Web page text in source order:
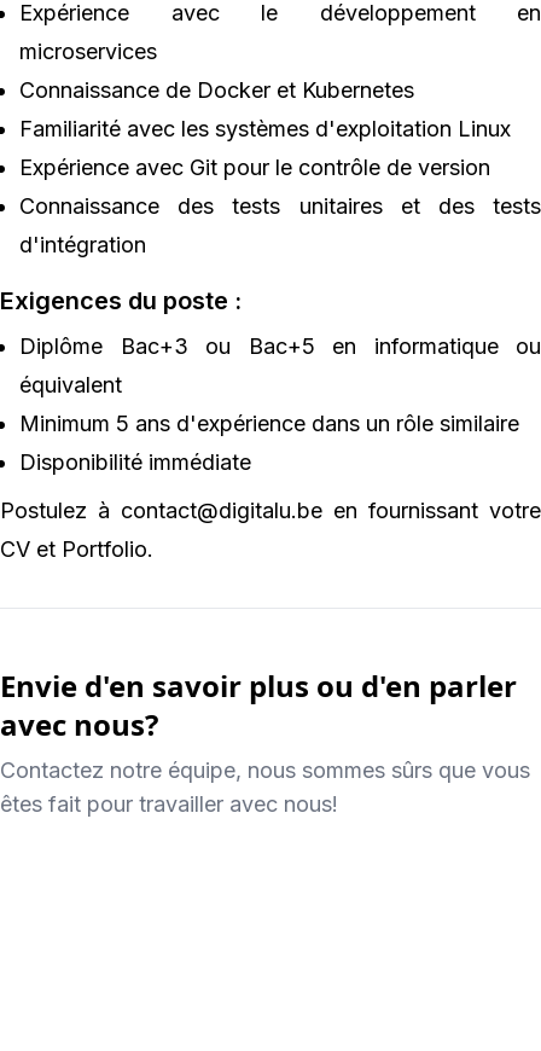
Expérience avec le développement en
microservices
Connaissance de Docker et Kubernetes
Familiarité avec les systèmes d'exploitation Linux
Expérience avec Git pour le contrôle de version
Connaissance des tests unitaires et des tests
d'intégration
Exigences du poste :
Diplôme Bac+3 ou Bac+5 en informatique ou
équivalent
Minimum 5 ans d'expérience dans un rôle similaire
Disponibilité immédiate
Postulez à contact@digitalu.be en fournissant votre
CV et Portfolio.
Envie d'en savoir plus ou d'en parler
avec nous?
Contactez notre équipe, nous sommes sûrs que vous
êtes fait pour travailler avec nous!